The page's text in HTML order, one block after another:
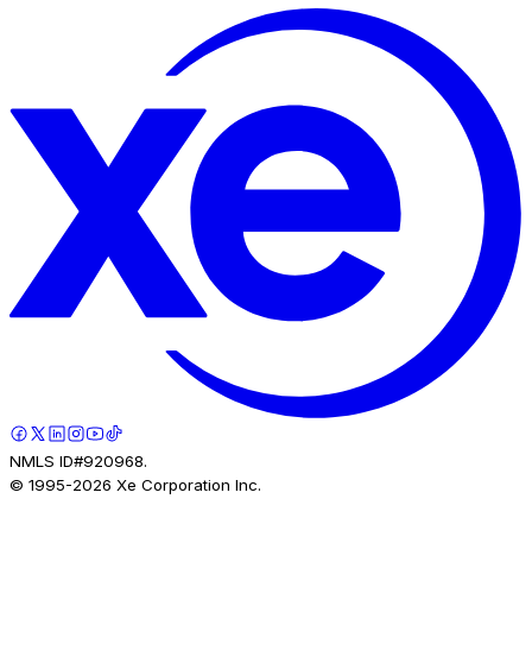
NMLS ID#920968.
© 1995-2026 Xe Corporation Inc.